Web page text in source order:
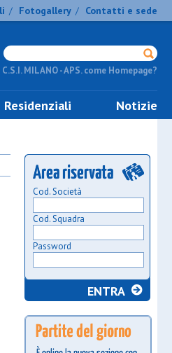
/ Fotogallery / Contatti e sede
MILANO - APS. come Homepage?
Residenziali Notizie
Cod. Società
Cod. Squadra
Password